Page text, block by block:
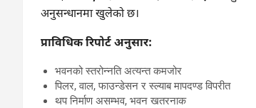
अनुसन्धानमा खुलेको छ।
प्राविधिक रिपोर्ट अनुसार:
भवनको स्तरोन्नति अत्यन्त कमजोर
पिलर, वाल, फाउन्डेसन र स्ल्याब मापदण्ड विपरीत
थप निर्माण असम्भव, भवन खतरनाक